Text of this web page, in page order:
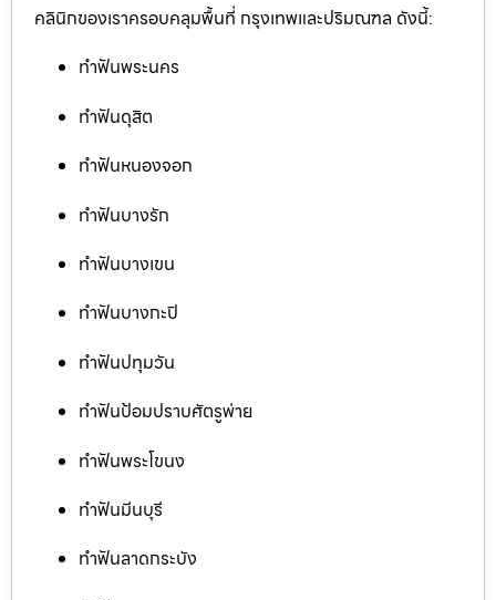
คลินิกของเราครอบคลุมพื้นที่ กรุงเทพและปริมณฑล ดังนี้:
ทำฟันพระนคร
ทำฟันดุสิต
ทำฟันหนองจอก
ทำฟันบางรัก
ทำฟันบางเขน
ทำฟันบางกะปิ
ทำฟันปทุมวัน
ทำฟันป้อมปราบศัตรูพ่าย
ทำฟันพระโขนง
ทำฟันมีนบุรี
ทำฟันลาดกระบัง